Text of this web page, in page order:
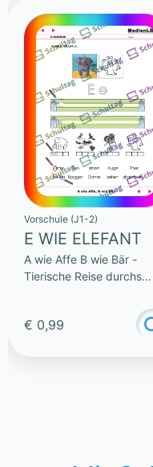
Vorschule (J1-2)
E WIE ELEFANT
A wie Affe B wie Bär -
Tierische Reise durchs
€ 0,99